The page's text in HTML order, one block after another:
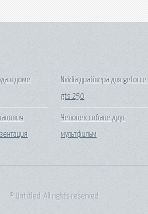
в доме
Nvidia драйвера для geforce
gts 250
Человек собаке друг
мультфильм
© Untitled. All rights reserved.